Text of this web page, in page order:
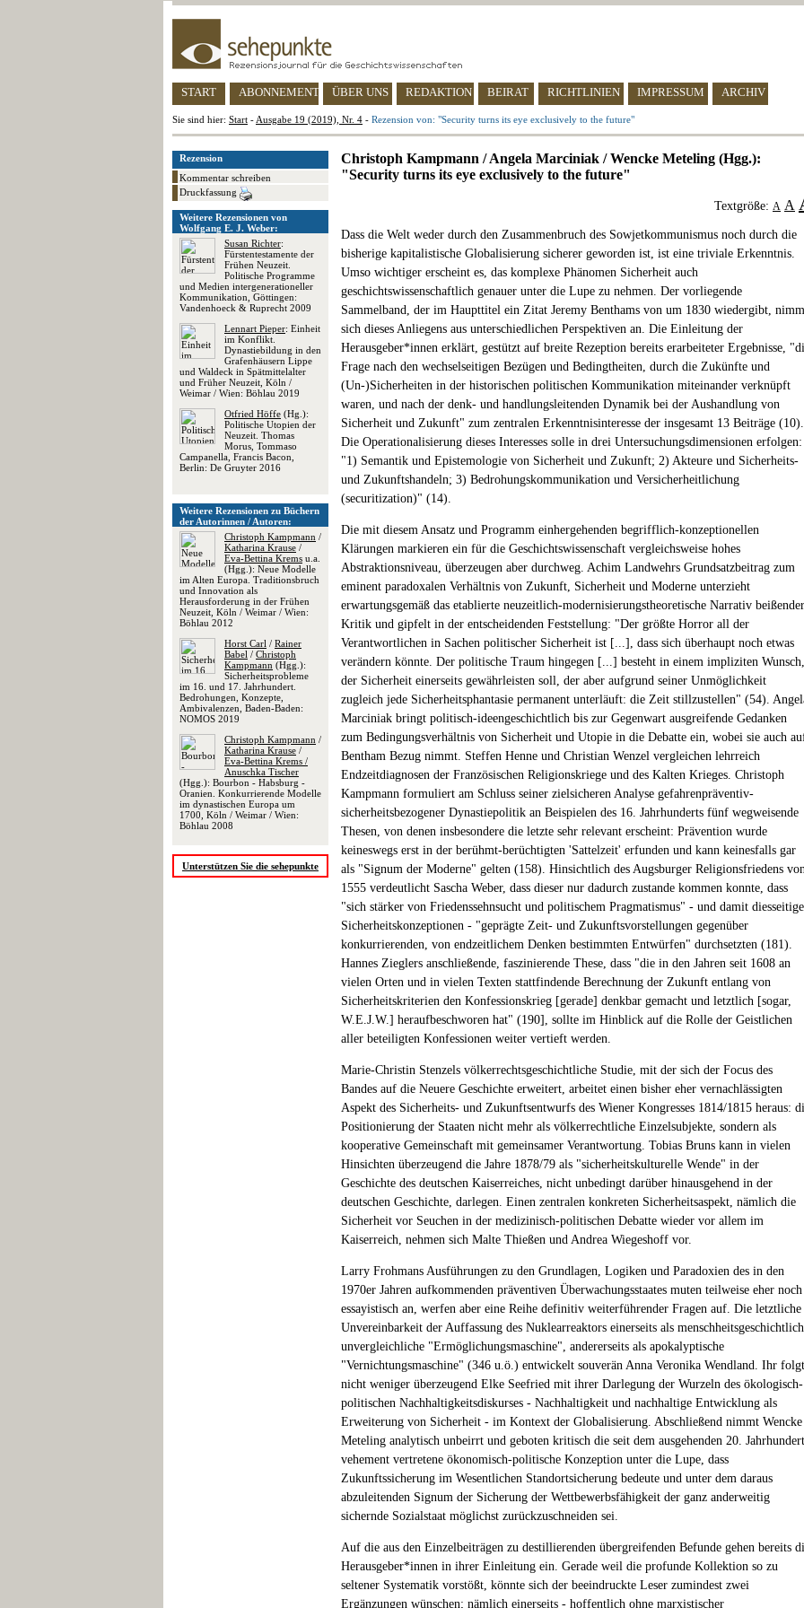
START ABONNEMENT ÜBER UNS REDAKTION BEIRAT RICHTLINIEN IMPRESSUM ARCHIV
Sie sind hier: Start - Ausgabe 19 (2019), Nr. 4 - Rezension von: "Security turns its eye exclusively to the future"
Rezension
Kommentar schreiben
Druckfassung
Weitere Rezensionen von
Wolfgang E. J. Weber:
Susan Richter:
Fürstentestamente der
Frühen Neuzeit.
Politische Programme
und Medien intergenerationeller
Kommunikation, Göttingen:
Vandenhoeck & Ruprecht 2009
Lennart Pieper: Einheit
im Konflikt.
Dynastiebildung in den
Grafenhäusern Lippe
und Waldeck in Spätmittelalter
und Früher Neuzeit, Köln /
Weimar / Wien: Böhlau 2019
Otfried Höffe (Hg.):
Politische Utopien der
Neuzeit. Thomas
Morus, Tommaso
Campanella, Francis Bacon,
Berlin: De Gruyter 2016
Weitere Rezensionen zu Büchern
der Autorinnen / Autoren:
Christoph Kampmann /
Katharina Krause /
Eva-Bettina Krems u.a.
(Hgg.): Neue Modelle
im Alten Europa. Traditionsbruch
und Innovation als
Herausforderung in der Frühen
Neuzeit, Köln / Weimar / Wien:
Böhlau 2012
Horst Carl / Rainer
Babel / Christoph
Kampmann (Hgg.):
Sicherheitsprobleme
im 16. und 17. Jahrhundert.
Bedrohungen, Konzepte,
Ambivalenzen, Baden-Baden:
NOMOS 2019
Christoph Kampmann /
Katharina Krause /
Eva-Bettina Krems /
Anuschka Tischer
(Hgg.): Bourbon - Habsburg -
Oranien. Konkurrierende Modelle
im dynastischen Europa um
1700, Köln / Weimar / Wien:
Böhlau 2008
Unterstützen Sie die sehepunkte
Christoph Kampmann / Angela Marciniak / Wencke Meteling (Hgg.):
"Security turns its eye exclusively to the future"
Textgröße: A A
Dass die Welt weder durch den Zusammenbruch des Sowjetkommunismus noch durch die
bisherige kapitalistische Globalisierung sicherer geworden ist, ist eine triviale Erkenntnis.
Umso wichtiger erscheint es, das komplexe Phänomen Sicherheit auch
geschichtswissenschaftlich genauer unter die Lupe zu nehmen. Der vorliegende
Sammelband, der im Haupttitel ein Zitat Jeremy Benthams von um 1830 wiedergibt,
sich dieses Anliegens aus unterschiedlichen Perspektiven an. Die Einleitung der
Herausgeber*innen erklärt, gestützt auf breite Rezeption bereits erarbeiteter Ergebnisse,
Frage nach den wechselseitigen Bezügen und Bedingtheiten, durch die Zukünfte und
(Un-)Sicherheiten in der historischen politischen Kommunikation miteinander verknüpft
waren, und nach der denk- und handlungsleitenden Dynamik bei der Aushandlung von
Sicherheit und Zukunft" zum zentralen Erkenntnisinteresse der insgesamt 13 Beiträge (10).
Die Operationalisierung dieses Interesses solle in drei Untersuchungsdimensionen erfolgen:
"1) Semantik und Epistemologie von Sicherheit und Zukunft; 2) Akteure und Sicherheits-
und Zukunftshandeln; 3) Bedrohungskommunikation und Versicherheitlichung
(securitization)" (14).
Die mit diesem Ansatz und Programm einhergehenden begrifflich-konzeptionellen
Klärungen markieren ein für die Geschichtswissenschaft vergleichsweise hohes
Abstraktionsniveau, überzeugen aber durchweg. Achim Landwehrs Grundsatzbeitrag zum
eminent paradoxalen Verhältnis von Zukunft, Sicherheit und Moderne unterzieht
erwartungsgemäß das etablierte neuzeitlich-modernisierungstheoretische Narrativ beißender
Kritik und gipfelt in der entscheidenden Feststellung: "Der größte Horror all der
Verantwortlichen in Sachen politischer Sicherheit ist [...], dass sich überhaupt noch etwas
verändern könnte. Der politische Traum hingegen [...] besteht in einem impliziten Wunsch,
der Sicherheit einerseits gewährleisten soll, der aber aufgrund seiner Unmöglichkeit
zugleich jede Sicherheitsphantasie permanent unterläuft: die Zeit stillzustellen" (54).
Marciniak bringt politisch-ideengeschichtlich bis zur Gegenwart ausgreifende Gedanken
zum Bedingungsverhältnis von Sicherheit und Utopie in die Debatte ein, wobei sie auch
Bentham Bezug nimmt. Steffen Henne und Christian Wenzel vergleichen lehrreich
Endzeitdiagnosen der Französischen Religionskriege und des Kalten Krieges. Christoph
Kampmann formuliert am Schluss seiner zielsicheren Analyse gefahrenpräventiv-
sicherheitsbezogener Dynastiepolitik an Beispielen des 16. Jahrhunderts fünf wegweisende
Thesen, von denen insbesondere die letzte sehr relevant erscheint: Prävention wurde
keineswegs erst in der berühmt-berüchtigten 'Sattelzeit' erfunden und kann keinesfalls gar
als "Signum der Moderne" gelten (158). Hinsichtlich des Augsburger Religionsfriedens
1555 verdeutlicht Sascha Weber, dass dieser nur dadurch zustande kommen konnte, dass
"sich stärker von Friedenssehnsucht und politischem Pragmatismus" - und damit
Sicherheitskonzeptionen - "geprägte Zeit- und Zukunftsvorstellungen gegenüber
konkurrierenden, von endzeitlichem Denken bestimmten Entwürfen" durchsetzten (181).
Hannes Zieglers anschließende, faszinierende These, dass "die in den Jahren seit 1608 an
vielen Orten und in vielen Texten stattfindende Berechnung der Zukunft entlang von
Sicherheitskriterien den Konfessionskrieg [gerade] denkbar gemacht und letztlich [sogar,
W.E.J.W.] heraufbeschworen hat" (190], sollte im Hinblick auf die Rolle der Geistlichen
aller beteiligten Konfessionen weiter vertieft werden.
Marie-Christin Stenzels völkerrechtsgeschichtliche Studie, mit der sich der Focus des
Bandes auf die Neuere Geschichte erweitert, arbeitet einen bisher eher vernachlässigten
Aspekt des Sicherheits- und Zukunftsentwurfs des Wiener Kongresses 1814/1815 heraus:
Positionierung der Staaten nicht mehr als völkerrechtliche Einzelsubjekte, sondern als
kooperative Gemeinschaft mit gemeinsamer Verantwortung. Tobias Bruns kann in vielen
Hinsichten überzeugend die Jahre 1878/79 als "sicherheitskulturelle Wende" in der
Geschichte des deutschen Kaiserreiches, nicht unbedingt darüber hinausgehend in der
deutschen Geschichte, darlegen. Einen zentralen konkreten Sicherheitsaspekt, nämlich die
Sicherheit vor Seuchen in der medizinisch-politischen Debatte wieder vor allem im
Kaiserreich, nehmen sich Malte Thießen und Andrea Wiegeshoff vor.
Larry Frohmans Ausführungen zu den Grundlagen, Logiken und Paradoxien des in den
1970er Jahren aufkommenden präventiven Überwachungsstaates muten teilweise eher noch
essayistisch an, werfen aber eine Reihe definitiv weiterführender Fragen auf. Die letztliche
Unvereinbarkeit der Auffassung des Nuklearreaktors einerseits als menschheitsgeschichtlich
unvergleichliche "Ermöglichungsmaschine", andererseits als apokalyptische
"Vernichtungsmaschine" (346 u.ö.) entwickelt souverän Anna Veronika Wendland. Ihr folgt
nicht weniger überzeugend Elke Seefried mit ihrer Darlegung der Wurzeln des ökologisch-
politischen Nachhaltigkeitsdiskurses - Nachhaltigkeit und nachhaltige Entwicklung als
Erweiterung von Sicherheit - im Kontext der Globalisierung. Abschließend nimmt Wencke
Meteling analytisch unbeirrt und geboten kritisch die seit dem ausgehenden 20. Jahrhundert
vehement vertretene ökonomisch-politische Konzeption unter die Lupe, dass
Zukunftssicherung im Wesentlichen Standortsicherung bedeute und unter dem daraus
abzuleitenden Signum der Sicherung der Wettbewerbsfähigkeit der ganz anderweitig
sichernde Sozialstaat möglichst zurückzuschneiden sei.
Auf die aus den Einzelbeiträgen zu destillierenden übergreifenden Befunde gehen bereits
Herausgeber*innen in ihrer Einleitung ein. Gerade weil die profunde Kollektion so zu
seltener Systematik vorstößt, könnte sich der beeindruckte Leser zumindest zwei
Ergänzungen wünschen; nämlich einerseits - hoffentlich ohne marxistischer